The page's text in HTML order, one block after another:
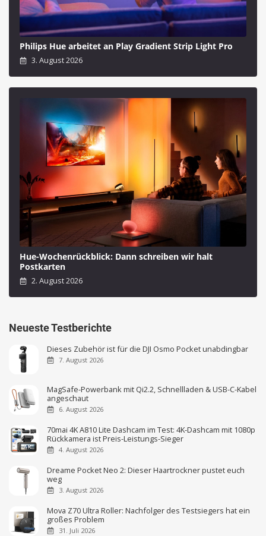
Philips Hue arbeitet an Play Gradient Strip Light Pro
3. August 2026
Hue-Wochenrückblick: Dann schreiben wir halt
Postkarten
2. August 2026
Neueste Testberichte
Dieses Zubehör ist für die DJI Osmo Pocket unabdingbar
7. August 2026
MagSafe-Powerbank mit Qi2.2, Schnellladen & USB-C-Kabel
angeschaut
6. August 2026
70mai 4K A810 Lite Dashcam im Test: 4K-Dashcam mit 1080p
Rückkamera ist Preis-Leistungs-Sieger
4. August 2026
Dreame Pocket Neo 2: Dieser Haartrockner pustet euch
weg
3. August 2026
Mova Z70 Ultra Roller: Nachfolger des Testsiegers hat ein
großes Problem
31. Juli 2026